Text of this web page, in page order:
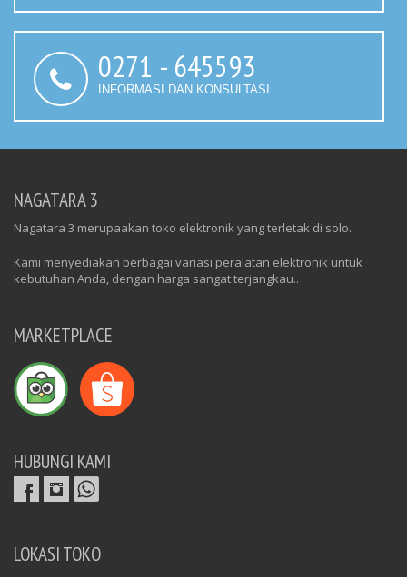
0271 - 645593
INFORMASI DAN KONSULTASI
NAGATARA 3
Nagatara 3 merupaakan toko elektronik yang terletak di solo.
Kami menyediakan berbagai variasi peralatan elektronik untuk
kebutuhan Anda, dengan harga sangat terjangkau..
MARKETPLACE
HUBUNGI KAMI
LOKASI TOKO